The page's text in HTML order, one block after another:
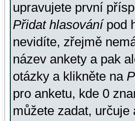
upravujete první
Přidat hlasovánípod
nevidíte, zřejmě
název ankety a pak
otázky a klikněte na
pro anketu, kde 0
můžete zadat,